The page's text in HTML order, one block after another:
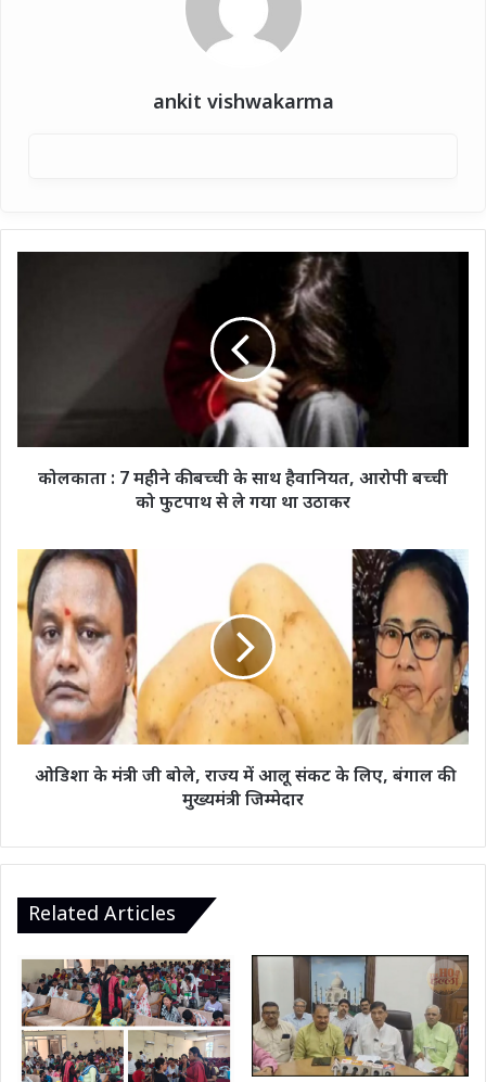
ankit vishwakarma
हैवानियत,
आरोपी
ले
गया
था
उठाकर
कोलकाता : 7 महीने की बच्ची के साथ हैवानियत, आरोपी बच्ची
को फुटपाथ से ले गया था उठाकर
ओडिशा
के
मंत्री
जी
बोले,
राज्य
आलू
संकट
लिए,ओडिशा के मंत्री जी बोले, राज्य में आलू संकट के लिए, बंगाल की
मुख्यमंत्री जिम्मेदार
Related Articles